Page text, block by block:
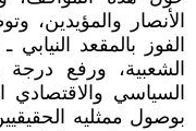
الأنصار والمؤيدين،
الفوز بالمقعد
الشعبية، ورفع درجة
السياسي
بوصول ممثليه